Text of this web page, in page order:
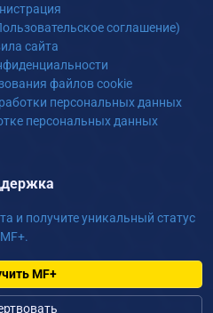
соглашение)
сайта
файлов cookie
персональных данных
персональных данных
и получите уникальный статус
MF+.
MF+